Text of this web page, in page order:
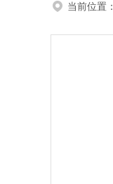
当前位置：